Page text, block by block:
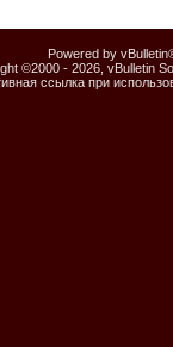
Powered by
©2000 - 2026, vBulletin
ссылка при